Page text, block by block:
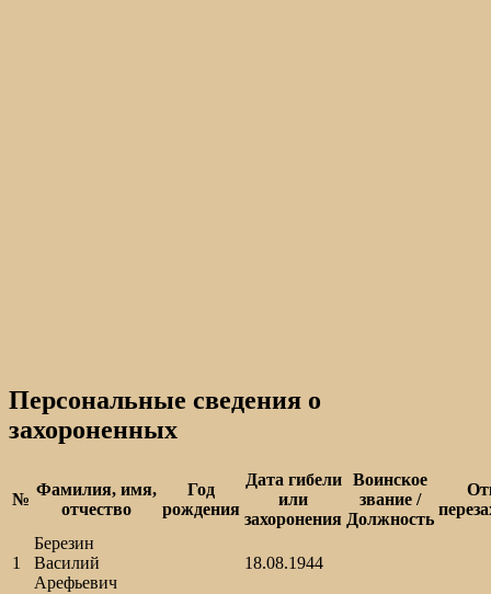
Персональные сведения о
захороненных
№
Фамилия, имя,
отчество
Год
рождения
Дата гибели
или
захоронения
Воинское
звание /
Должность
1
Березин
Василий
Арефьевич
18.08.1944